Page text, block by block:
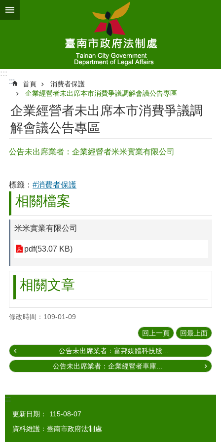
跳到主要內容區塊
:::
:::
首頁
消費者保護
企業經營者未出席本市消費爭議調解會議公告專區
企業經營者未出席本市消費爭議調
解會議公告專區
公告未出席業者：企業經營者米米實業有限公司
標籤： #消費者保護
相關檔案
米米實業有限公司
pdf(53.07 KB)
相關文章
修改時間：109-01-09
回上一頁 回最上面
公告未出席業者：富邦媒體科技股...
公告未出席業者：企業經營者車庫...
:::
更新日期：
115-08-07
資料維護：臺南市政府法制處